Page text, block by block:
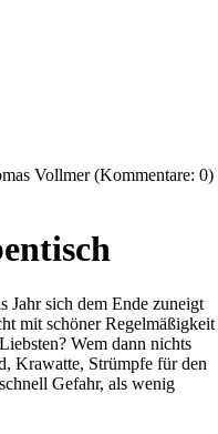
Vollmer (Kommentare: 0)
Jahr sich dem Ende zuneigt
mit schöner Regelmäßigkeit
Wem dann nichts
Krawatte, Strümpfe für den
Gefahr, als wenig